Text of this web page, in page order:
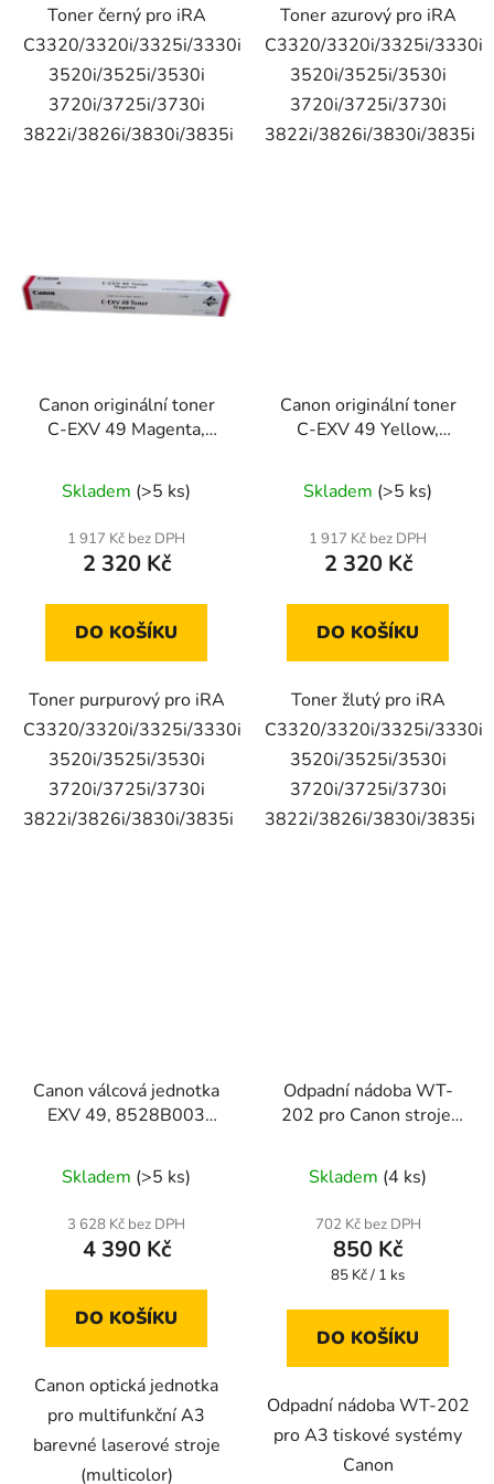
Toner černý pro iRA
C3320/3320i/3325i/3330i
3520i/3525i/3530i
3720i/3725i/3730i
3822i/3826i/3830i/3835i
Toner azurový pro iRA
C3320/3320i/3325i/3330i
3520i/3525i/3530i
3720i/3725i/3730i
3822i/3826i/3830i/3835i
Canon originální toner
C-EXV 49 Magenta,
Skladem (>5 ks)
1 917 Kč bez DPH
2 320 Kč
DO KOŠÍKU
Toner purpurový pro iRA
C3320/3320i/3325i/3330i
3520i/3525i/3530i
3720i/3725i/3730i
3822i/3826i/3830i/3835i
Canon originální toner
C-EXV 49 Yellow,
Skladem (>5 ks)
1 917 Kč bez DPH
2 320 Kč
DO KOŠÍKU
Toner žlutý pro iRA
C3320/3320i/3325i/3330i
3520i/3525i/3530i
3720i/3725i/3730i
3822i/3826i/3830i/3835i
Canon válcová jednotka
EXV 49, 8528B003
Skladem (>5 ks)
3 628 Kč bez DPH
4 390 Kč
DO KOŠÍKU
Canon optická jednotka
pro multifunkční A3
barevné laserové stroje
(multicolor)
Odpadní nádoba WT-
202 pro Canon stroje,
Skladem (4 ks)
702 Kč bez DPH
850 Kč
Měrná
85 Kč / 1 ks
DO KOŠÍKU
Odpadní nádoba WT-202
pro A3 tiskové systémy
Canon